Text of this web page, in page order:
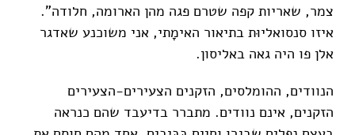
צמר, שאריות קפה שטרם פגה מהן הארומה, חלודה".
איזו סנסואליוּת בתיאור האימָתי, אני משוכנע שאדגר
אלן פו היה גאה באליסון.
הנוודים, ההומלסים, הזקנים הצעירים-הצעירים
הזקנים, אינם נוודים. מתברר בדיעבד שהם כנראה